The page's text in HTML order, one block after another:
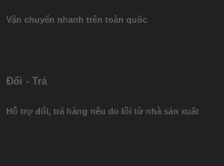
Vận chuyển nhanh trên toàn quốc
Đổi - Trả
Hỗ trợ đổi, trả hàng nếu do lỗi từ nhà sản xuất